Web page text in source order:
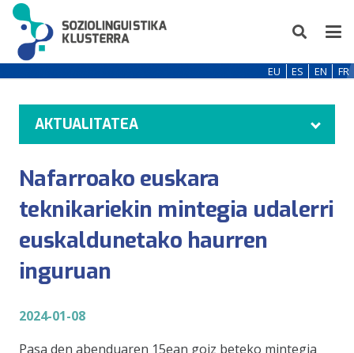
EU ES EN FR
AKTUALITATEA
Nafarroako euskara
teknikariekin mintegia udalerri
euskaldunetako haurren
inguruan
2024-01-08
Pasa den abenduaren 15ean goiz beteko mintegia